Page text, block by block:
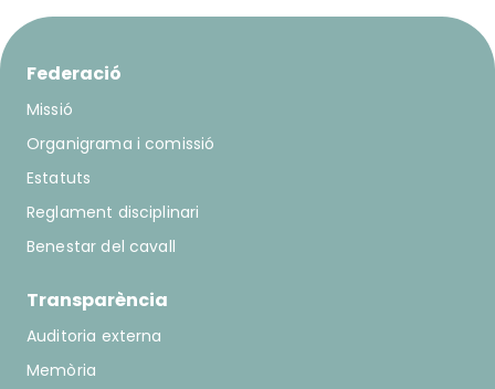
Federació
Missió
Organigrama i comissió
Estatuts
Reglament disciplinari
Benestar del cavall
Transparència
Auditoria externa
Memòria